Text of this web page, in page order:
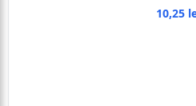
10,25